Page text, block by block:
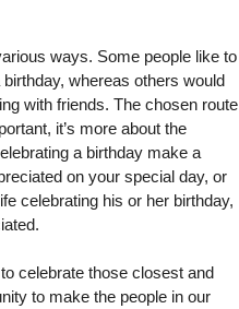
ways. Some people like to
whereas others would
with friends. The chosen route
it’s more about the
a birthday make a
on your special day, or
celebrating his or her birthday,
celebrate those closest and
to make the people in our